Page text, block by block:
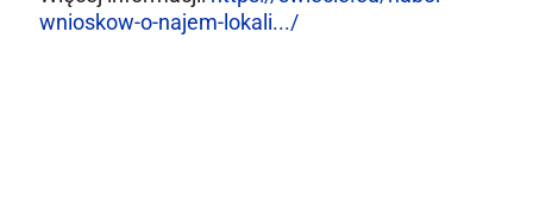
wnioskow-o-najem-lokali.../